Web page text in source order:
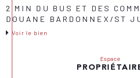
2 MIN DU BUS ET DES
DOUANE BARDONNEX/ST
Voir le bien
Espace